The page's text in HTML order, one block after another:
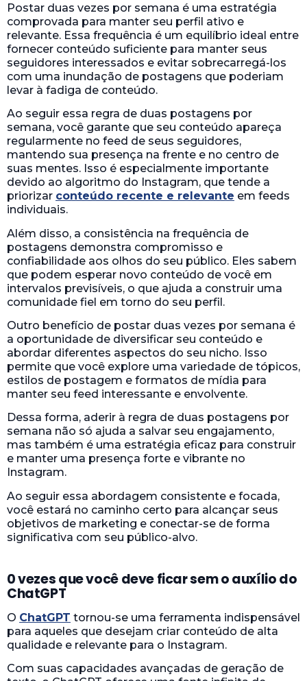
Postar duas vezes por semana é uma estratégia
comprovada para manter seu perfil ativo e
relevante. Essa frequência é um equilíbrio ideal entre
fornecer conteúdo suficiente para manter seus
seguidores interessados ​​e evitar sobrecarregá-los
com uma inundação de postagens que poderiam
levar à fadiga de conteúdo.
Ao seguir essa regra de duas postagens por
semana, você garante que seu conteúdo apareça
regularmente no feed de seus seguidores,
mantendo sua presença na frente e no centro de
suas mentes. Isso é especialmente importante
devido ao algoritmo do Instagram, que tende a
priorizar conteúdo recente e relevante em feeds
individuais.
Além disso, a consistência na frequência de
postagens demonstra compromisso e
confiabilidade aos olhos do seu público. Eles sabem
que podem esperar novo conteúdo de você em
intervalos previsíveis, o que ajuda a construir uma
comunidade fiel em torno do seu perfil.
Outro benefício de postar duas vezes por semana é
a oportunidade de diversificar seu conteúdo e
abordar diferentes aspectos do seu nicho. Isso
permite que você explore uma variedade de tópicos,
estilos de postagem e formatos de mídia para
manter seu feed interessante e envolvente.
Dessa forma, aderir à regra de duas postagens por
semana não só ajuda a salvar seu engajamento,
mas também é uma estratégia eficaz para construir
e manter uma presença forte e vibrante no
Instagram.
Ao seguir essa abordagem consistente e focada,
você estará no caminho certo para alcançar seus
objetivos de marketing e conectar-se de forma
significativa com seu público-alvo.
0 vezes que você deve ficar sem o auxílio do
ChatGPT
O ChatGPT tornou-se uma ferramenta indispensável
para aqueles que desejam criar conteúdo de alta
qualidade e relevante para o Instagram.
Com suas capacidades avançadas de geração de